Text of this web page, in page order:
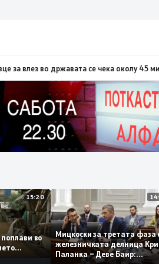
Вевчани“20:23Портокалова фаза утре,
15:20
поплави во
Мицкоски за третата
железничката делница
Паланка – Деве Баир: